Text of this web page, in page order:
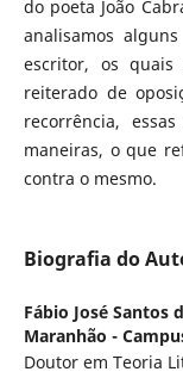
do poeta João
analisamos
escritor, os quais
reiterado de
recorrência,
maneiras, o que
contra o mesmo.
Biografia do
Fábio José Santos
Maranhão -
Doutor em Teoria